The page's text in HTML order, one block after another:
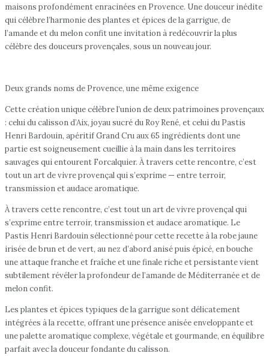
maisons profondément enracinées en Provence. Une douceur inédite
qui célèbre l’harmonie des plantes et épices de la garrigue, de
l’amande et du melon confit une invitation à redécouvrir la plus
célèbre des douceurs provençales, sous un nouveau jour.
Deux grands noms de Provence, une même exigence
Cette création unique célèbre l’union de deux patrimoines provençaux
: celui du calisson d’Aix, joyau sucré du Roy René, et celui du Pastis
Henri Bardouin, apéritif Grand Cru aux 65 ingrédients dont une
partie est soigneusement cueillie à la main dans les territoires
sauvages qui entourent Forcalquier. À travers cette rencontre, c’est
tout un art de vivre provençal qui s’exprime — entre terroir,
transmission et audace aromatique.
À travers cette rencontre, c’est tout un art de vivre provençal qui
s’exprime entre terroir, transmission et audace aromatique. Le
Pastis Henri Bardouin sélectionné pour cette recette à la robe jaune
irisée de brun et de vert, au nez d’abord anisé puis épicé, en bouche
une attaque franche et fraîche et une finale riche et persistante vient
subtilement révéler la profondeur de l’amande de Méditerranée et de
melon confit.
Les plantes et épices typiques de la garrigue sont délicatement
intégrées à la recette, offrant une présence anisée enveloppante et
une palette aromatique complexe, végétale et gourmande, en équilibre
parfait avec la douceur fondante du calisson.